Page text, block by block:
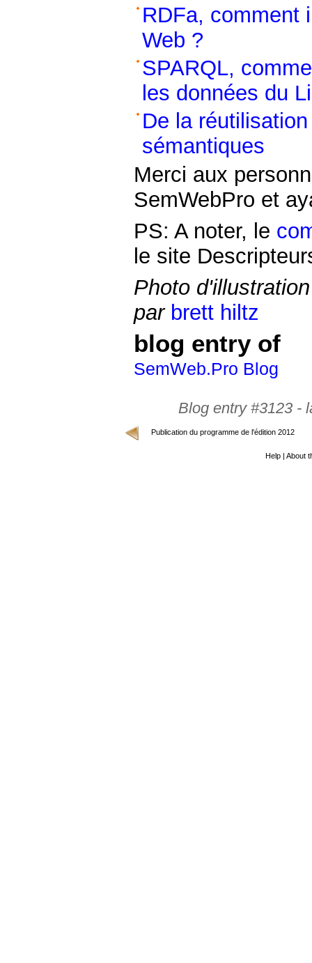
RDFa, comment
Web ?
SPARQL,
les données du
De la
sémantiques
Merci aux
SemWebPro et
PS: A noter, le
le site
Photo
par brett hiltz
blog entry of
SemWeb.Pro Blog
Blog entry #3123 -
Publication du programme de l'édition 2012
Help | About